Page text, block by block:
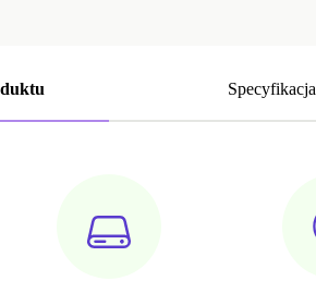
Specyfikacja